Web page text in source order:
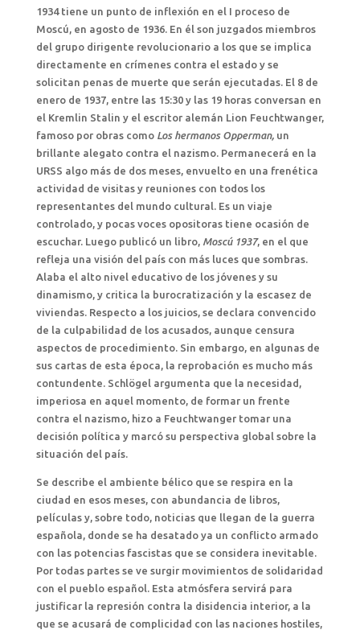
1934 tiene un punto de inflexión en el I proceso de
Moscú, en agosto de 1936. En él son juzgados miembros
del grupo dirigente revolucionario a los que se implica
directamente en crímenes contra el estado y se
solicitan penas de muerte que serán ejecutadas. El 8 de
enero de 1937, entre las 15:30 y las 19 horas conversan en
el Kremlin Stalin y el escritor alemán Lion Feuchtwanger,
famoso por obras como Los hermanos Opperman,un
brillante alegato contra el nazismo. Permanecerá en la
URSS algo más de dos meses, envuelto en una frenética
actividad de visitas y reuniones con todos los
representantes del mundo cultural. Es un viaje
controlado, y pocas voces opositoras tiene ocasión de
escuchar. Luego publicó un libro, Moscú 1937, en el que
refleja una visión del país con más luces que sombras.
Alaba el alto nivel educativo de los jóvenes y su
dinamismo, y critica la burocratización y la escasez de
viviendas. Respecto a los juicios, se declara convencido
de la culpabilidad de los acusados, aunque censura
aspectos de procedimiento. Sin embargo, en algunas de
sus cartas de esta época, la reprobación es mucho más
contundente. Schlögel argumenta que la necesidad,
imperiosa en aquel momento, de formar un frente
contra el nazismo, hizo a Feuchtwanger tomar una
decisión política y marcó su perspectiva global sobre la
situación del país.
Se describe el ambiente bélico que se respira en la
ciudad en esos meses, con abundancia de libros,
películas y, sobre todo, noticias que llegan de la guerra
española, donde se ha desatado ya un conflicto armado
con las potencias fascistas que se considera inevitable.
Por todas partes se ve surgir movimientos de solidaridad
con el pueblo español. Esta atmósfera servirá para
justificar la represión contra la disidencia interior, a la
que se acusará de complicidad con las naciones hostiles,